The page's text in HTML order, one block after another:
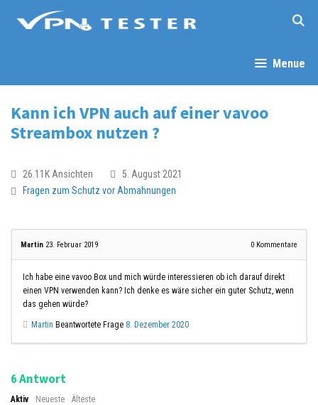
Menue
Kann ich VPN auch auf einer vavoo
Streambox nutzen ?
26.11K Ansichten
5. August 2021
Fragen zum Schutz vor Abmahnungen
Martin 23. Februar 2019 0 Kommentare
Ich habe eine vavoo Box und mich würde interessieren ob ich darauf direkt
einen VPN verwenden kann? Ich denke es wäre sicher ein guter Schutz, wenn
das gehen würde?
Martin Beantwortete Frage 8. Dezember 2020
6 Antwort
Aktiv Neueste Älteste